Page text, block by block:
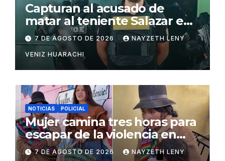
Capturan al acusado de
matar al teniente Salazar en
San Matías
7 DE AGOSTO DE 2026 NAYZETH LENY
VENIZ HUARACHI
NOTICIAS POLICIAL
Mujer camina tres horas para
escapar de la violencia en
Potosí
7 DE AGOSTO DE 2026 NAYZETH LENY